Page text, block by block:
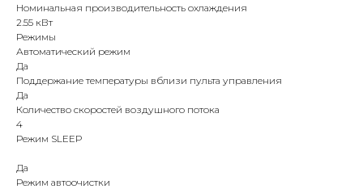
Номинальная производительность охлаждения
2.55 кВт
Режимы
Автоматический режим
Да
Поддержание температуры вблизи пульта управления
Да
Количество скоростей воздушного потока
4
Режим SLEEP
Да
Режим автоочистки